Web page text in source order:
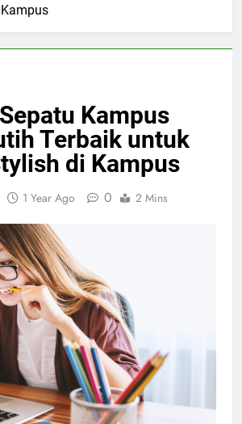
Kampus
Terbaik untuk
di Kampus
1 Year Ago 0 2 Mins